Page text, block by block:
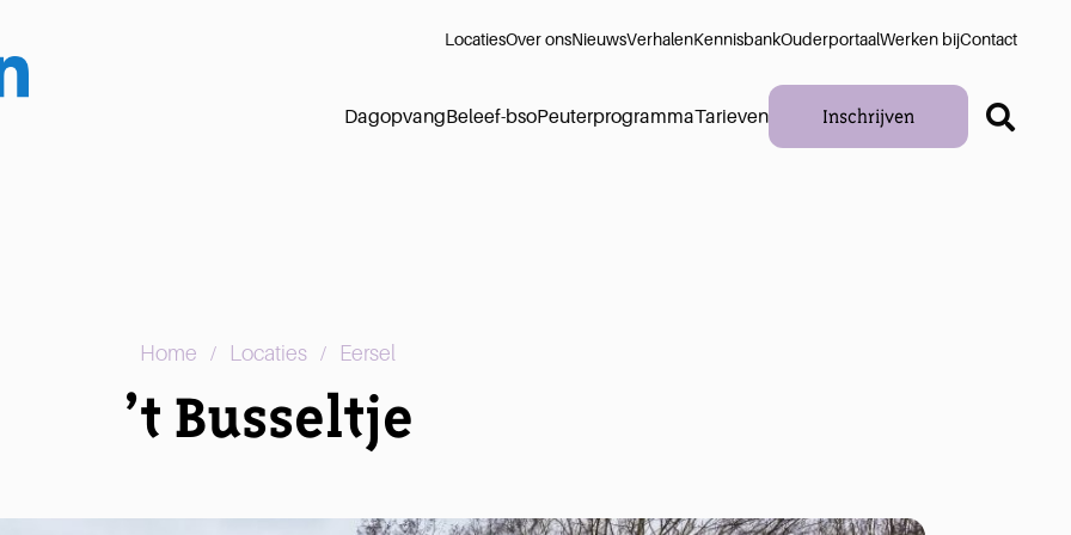
LocatiesOver onsNieuwsVerhalenKennisbankOuderportaalWerken bijContact
DagopvangBeleef-bsoPeuterprogrammaTarieven Inschrijven
Home / Locaties / Eersel
’t Busseltje